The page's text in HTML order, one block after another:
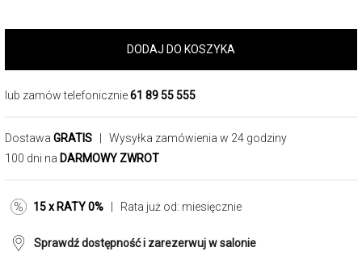
DODAJ DO KOSZYKA
lub zamów telefonicznie61 89 55 555
Dostawa GRATIS | Wysyłka zamówienia w 24 godziny
100 dni na DARMOWY ZWROT
15 x RATY 0% | Rata już od: miesięcznie
Sprawdź dostępność i zarezerwuj w salonie